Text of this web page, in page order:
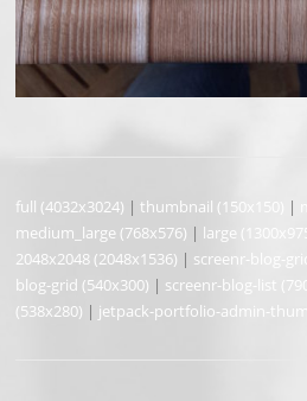
full (4032x3024) |thumbnail (150x150) |
medium_large (768x576) | large
2048x2048 (2048x1536) | screenr-blog-
blog-grid (540x300) | screenr-blog-list
(538x280) | jetpack-portfolio-admin-